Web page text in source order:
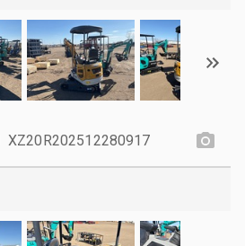
XZ20R202512280917